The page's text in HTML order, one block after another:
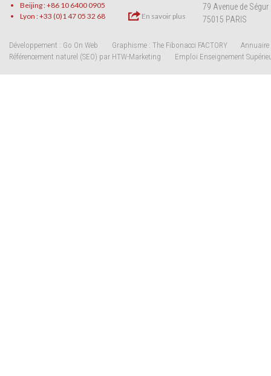
Beijing : +86 10 6400 0905
Lyon : +33 (0)1 47 05 32 68
En savoir plus
79 Avenue de Ségur
75015 PARIS
Développement : Go On Web Graphisme : The Fibonacci FACTORY
Annuaire
Référencement naturel (SEO) par HTW-Marketing
Emploi Enseignement